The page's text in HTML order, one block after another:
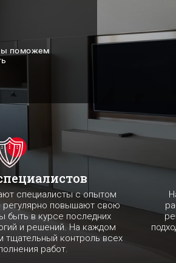
поможем
специалисты с опытом
регулярно повышают свою
быть в курсе последних
и решений. На каждом
тщательный контроль всех
работ.